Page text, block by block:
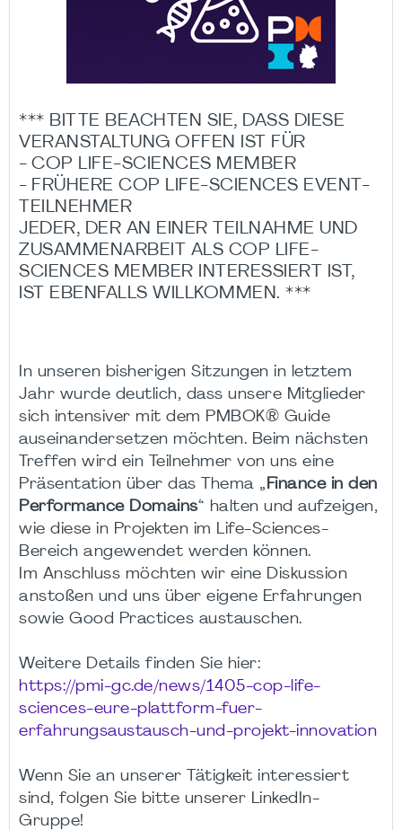
*** BITTE BEACHTEN SIE, DASS DIESE
VERANSTALTUNG OFFEN IST FÜR
- COP LIFE-SCIENCES MEMBER
- FRÜHERE COP LIFE-SCIENCES EVENT-
TEILNEHMER
JEDER, DER AN EINER TEILNAHME UND
ZUSAMMENARBEIT ALS COP LIFE-
SCIENCES MEMBER INTERESSIERT IST,
IST EBENFALLS WILLKOMMEN. ***
In unseren bisherigen Sitzungen in letztem
Jahr wurde deutlich, dass unsere Mitglieder
sich intensiver mit dem PMBOK® Guide
auseinandersetzen möchten. Beim nächsten
Treffen wird ein Teilnehmer von uns eine
Präsentation über das Thema „ Finance in den
Performance Domains“ halten und aufzeigen,
wie diese in Projekten im Life-Sciences-
Bereich angewendet werden können.
Im Anschluss möchten wir eine Diskussion
anstoßen und uns über eigene Erfahrungen
sowie Good Practices austauschen.
Weitere Details finden Sie hier:
https://pmi-gc.de/news/1405-cop-life-
sciences-eure-plattform-fuer-
erfahrungsaustausch-und-projekt-innovation
Wenn Sie an unserer Tätigkeit interessiert
sind, folgen Sie bitte unserer LinkedIn-
Gruppe!